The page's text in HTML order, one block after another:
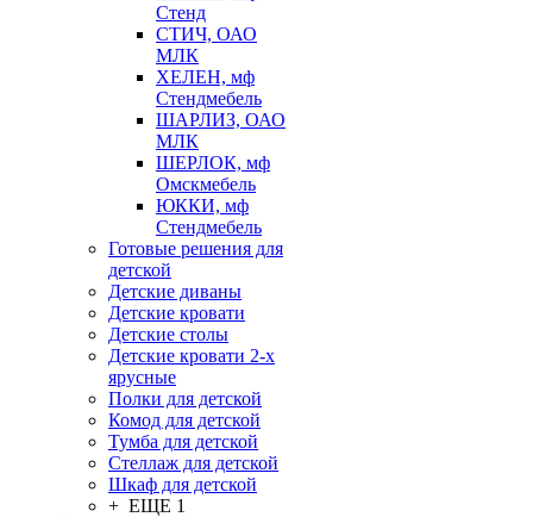
Стенд
СТИЧ, ОАО
МЛК
ХЕЛЕН, мф
Стендмебель
ШАРЛИЗ, ОАО
МЛК
ШЕРЛОК, мф
Омскмебель
ЮККИ, мф
Стендмебель
Готовые решения для
детской
Детские диваны
Детские кровати
Детские столы
Детские кровати 2-х
ярусные
Полки для детской
Комод для детской
Тумба для детской
Стеллаж для детской
Шкаф для детской
+ ЕЩЕ 1